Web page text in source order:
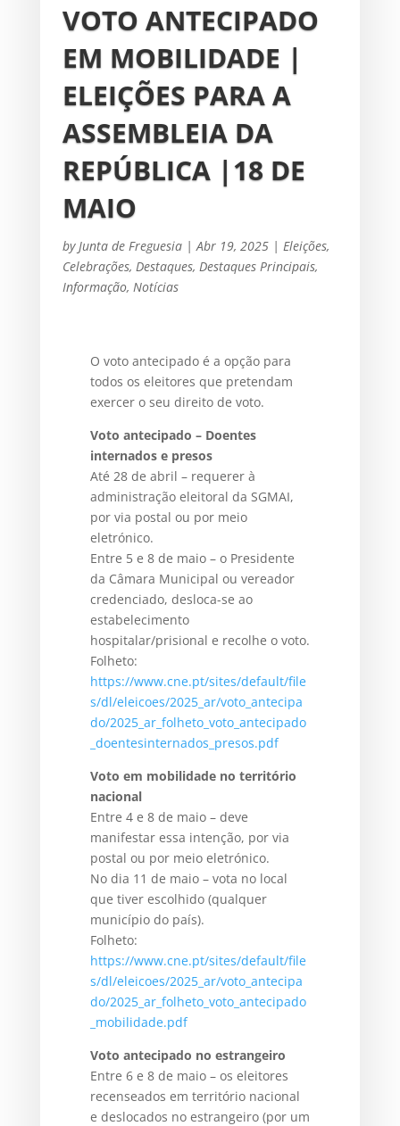
VOTO ANTECIPADO
EM MOBILIDADE |
ELEIÇÕES PARA A
ASSEMBLEIA DA
REPÚBLICA |18 DE
MAIO
by Junta de Freguesia| Abr 19, 2025| Eleições,
Celebrações, Destaques, Destaques Principais,
Informação, Notícias
O voto antecipado é a opção para
todos os eleitores que pretendam
exercer o seu direito de voto.
Voto antecipado – Doentes
internados e presos
Até 28 de abril – requerer à
administração eleitoral da SGMAI,
por via postal ou por meio
eletrónico.
Entre 5 e 8 de maio – o Presidente
da Câmara Municipal ou vereador
credenciado, desloca-se ao
estabelecimento
hospitalar/prisional e recolhe o voto.
Folheto:
https://www.cne.pt/sites/default/file
s/dl/eleicoes/2025_ar/voto_antecipa
do/2025_ar_folheto_voto_antecipado
_doentesinternados_presos.pdf
Voto em mobilidade no território
nacional
Entre 4 e 8 de maio – deve
manifestar essa intenção, por via
postal ou por meio eletrónico.
No dia 11 de maio – vota no local
que tiver escolhido (qualquer
município do país).
Folheto:
https://www.cne.pt/sites/default/file
s/dl/eleicoes/2025_ar/voto_antecipa
do/2025_ar_folheto_voto_antecipado
_mobilidade.pdf
Voto antecipado no estrangeiro
Entre 6 e 8 de maio – os eleitores
recenseados em território nacional
e deslocados no estrangeiro (por um